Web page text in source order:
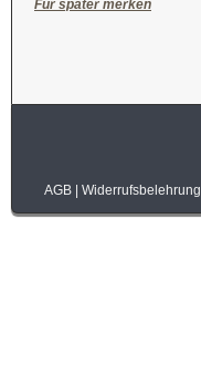
Für später merken
AGB| Widerrufsbelehrung